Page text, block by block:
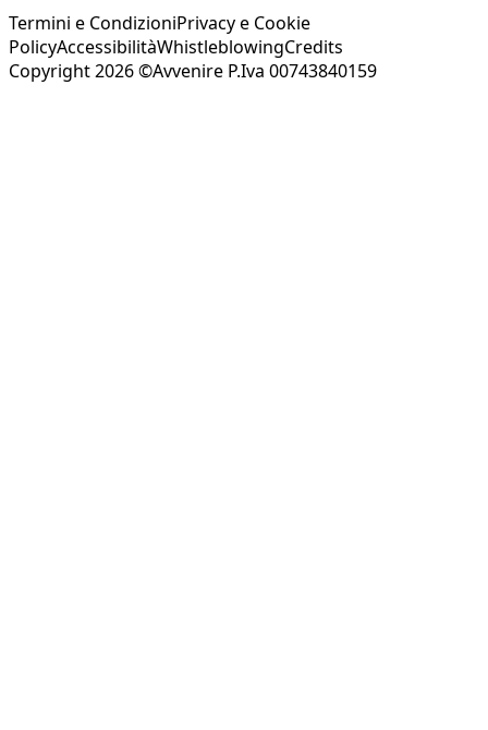
Termini e CondizioniPrivacy e Cookie
PolicyAccessibilitàWhistleblowingCredits
Copyright 2026 ©Avvenire P.Iva 00743840159